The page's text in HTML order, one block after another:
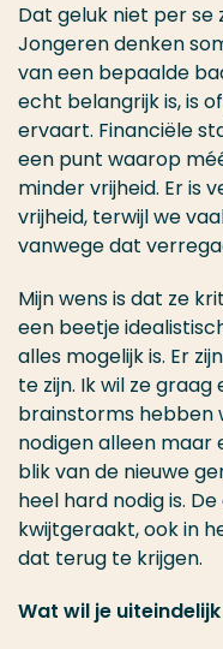
Dat geluk niet per se
Jongeren denken
van een bepaalde
echt belangrijk is, is
ervaart. Financiële
een punt waarop
minder vrijheid. Er is
vrijheid, terwijl we
vanwege dat
Mijn wens is dat ze
een beetje
alles mogelijk is. Er
te zijn. Ik wil ze
brainstorms hebben
nodigen alleen maar
blik van de nieuwe
heel hard nodig is.
kwijtgeraakt, ook in
dat terug te krijgen.
Wat wil je